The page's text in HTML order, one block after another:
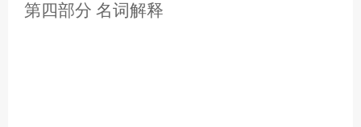
第四部分 名词解释